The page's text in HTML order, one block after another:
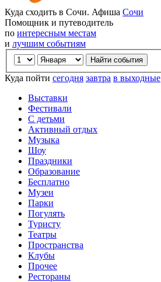
Куда сходить в Сочи. Афиша Сочи
Помощник и путеводитель
по интересным местам
и лучшим событиям
Куда пойти сегодня завтра в выходные
Выставки
Фестивали
С детьми
Активный отдых
Музыка
Шоу
Праздники
Образование
Бесплатно
Музеи
Парки
Погулять
Туристу
Театры
Пространства
Клубы
Прочее
Рестораны